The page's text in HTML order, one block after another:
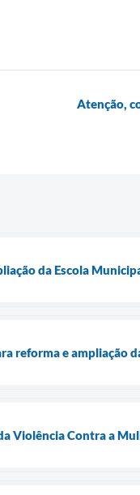
Atenção,
da Escola
reforma e ampliação
Violência Contra a